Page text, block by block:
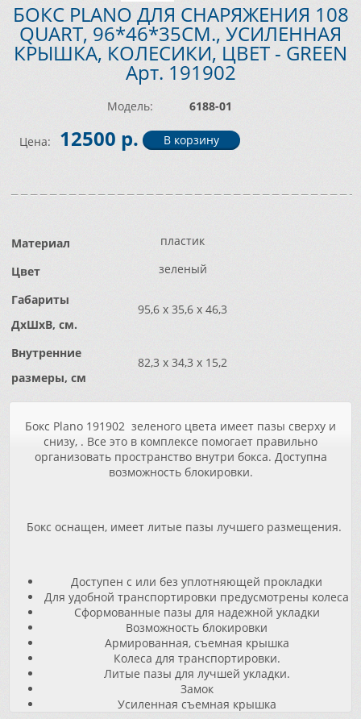
БОКС PLANO ДЛЯ СНАРЯЖЕНИЯ 108
QUART, 96*46*35СМ., УСИЛЕННАЯ
КРЫШКА, КОЛЕСИКИ, ЦВЕТ - GREEN
Арт. 191902
Модель: 6188-01
Цена: 12500 р.
Материал
пластик
Цвет
зеленый
Габариты
ДxШxВ, см.
95,6 x 35,6 x 46,3
Внутренние
размеры, см
82,3 x 34,3 x 15,2
Бокс Plano 191902 зеленого цвета имеет пазы сверху и
снизу, . Все это в комплексе помогает правильно
организовать пространство внутри бокса. Доступна
возможность блокировки.
Бокс оснащен, имеет литые пазы лучшего размещения.
Доступен с или без уплотняющей прокладки
Для удобной транспортировки предусмотрены колеса
Сформованные пазы для надежной укладки
Возможность блокировки
Армированная, съемная крышка
Колеса для транспортировки.
Литые пазы для лучшей укладки.
Замок
Усиленная съемная крышка